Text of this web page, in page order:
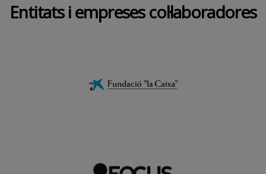
Entitats i empreses col·laboradores